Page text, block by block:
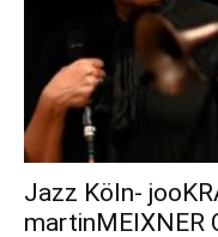
Jazz Köln-
martinMEIXNER